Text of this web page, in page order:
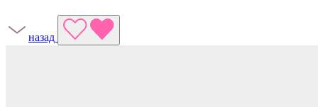
назад